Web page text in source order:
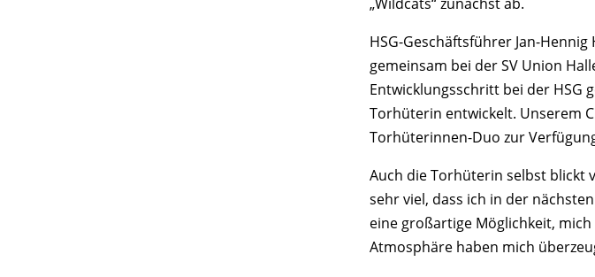
HSG-Geschäftsführer Jan-
gemeinsam bei der SV Union
Entwicklungsschritt bei der HSG
Torhüterin entwickelt. Unserem
Torhüterinnen-Duo zur
Auch die Torhüterin selbst blickt
sehr viel, dass ich in der
eine großartige Möglichkeit,
Atmosphäre haben mich